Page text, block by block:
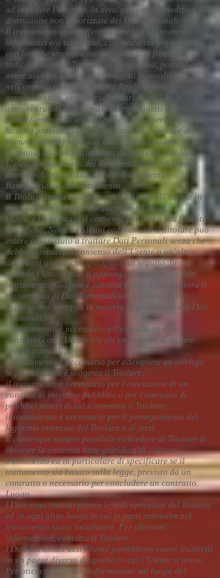
ad impedire l’accesso, la divulgazione, la modifica o la
distruzione non autorizzate dei Dati Personali.
Il trattamento viene effettuato mediante strumenti
informatici e/o telematici, con modalità organizzative e
con logiche strettamente correlate alle finalità
indicate. Oltre al Titolare, in alcuni casi, potrebbero
avere accesso ai Dati altri soggetti coinvolti
nell’organizzazione di questa Applicazione (personale
amministrativo, commerciale, marketing, legali,
amministratori di sistema) ovvero soggetti esterni
(come fornitori di servizi tecnici terzi, corrieri postali,
hosting provider, società informatiche, agenzie di
comunicazione) nominati anche, se necessario,
Responsabili del Trattamento da parte del Titolare.
L’elenco aggiornato dei Responsabili potrà sempre
essere richiesto al Titolare del Trattamento.
Base giuridica del trattamento
Il Titolare tratta Dati Personali relativi all’Utente in
caso sussista una delle seguenti condizioni:
l’Utente ha prestato il consenso per una o più finalità
specifiche; Nota: in alcuni ordinamenti il Titolare può
essere autorizzato a trattare Dati Personali senza che
debba sussistere il consenso dell’Utente o un’altra
delle basi giuridiche specificate di seguito, fino a
quando l’Utente non si opponga (“opt-out”) a tale
trattamento. Ciò non è tuttavia applicabile qualora il
trattamento di Dati Personali sia regolato dalla
legislazione europea in materia di protezione dei Dati
Personali;
il trattamento è necessario all'esecuzione di un
contratto con l’Utente e/o all'esecuzione di misure
precontrattuali;
il trattamento è necessario per adempiere un obbligo
legale al quale è soggetto il Titolare;
il trattamento è necessario per l'esecuzione di un
compito di interesse pubblico o per l'esercizio di
pubblici poteri di cui è investito il Titolare;
il trattamento è necessario per il perseguimento del
legittimo interesse del Titolare o di terzi.
È comunque sempre possibile richiedere al Titolare di
chiarire la concreta base giuridica di ciascun
trattamento ed in particolare di specificare se il
trattamento sia basato sulla legge, previsto da un
contratto o necessario per concludere un contratto.
Luogo
I Dati sono trattati presso le sedi operative del Titolare
ed in ogni altro luogo in cui le parti coinvolte nel
trattamento siano localizzate. Per ulteriori
informazioni, contatta il Titolare.
I Dati Personali dell’Utente potrebbero essere trasferiti
in un paese diverso da quello in cui l’Utente si trova.
Per ottenere ulteriori informazioni sul luogo del